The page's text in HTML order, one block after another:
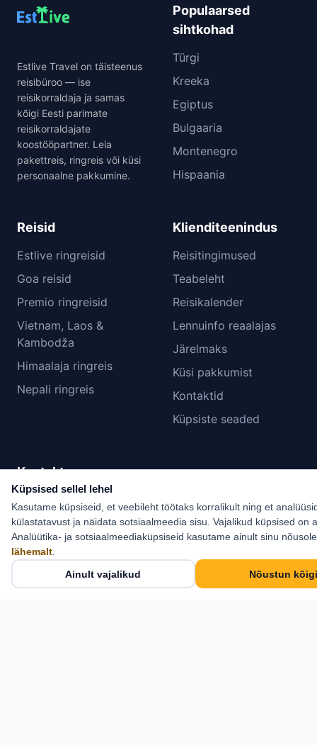
Estlive Travel on täisteenus
reisibüroo — ise
reisikorraldaja ja samas
kõigi Eesti parimate
reisikorraldajate
koostööpartner. Leia
pakettreis, ringreis või küsi
personaalne pakkumine.
Populaarsed
sihtkohad
Türgi
Kreeka
Egiptus
Bulgaaria
Montenegro
Hispaania
Reisid
Estlive ringreisid
Goa reisid
Premio ringreisid
Vietnam, Laos &
Kambodža
Himaalaja ringreis
Nepali ringreis
Klienditeenindus
Reisitingimused
Teabeleht
Reisikalender
Lennuinfo reaalajas
Järelmaks
Küsi pakkumist
Kontaktid
Küpsiste seaded
Kontakt
Estlive Travel OÜ
Cosius Pubi, II korrus
Pikk tn 21, Kose,
Harjumaa 75101
+372 6 555 800
Küpsised sellel lehel
Kasutame küpsiseid, et veebileht töötaks korralikult ning et
külastatavust ja näidata sotsiaalmeedia sisu. Vajalikud küpsised on
Analüütika- ja sotsiaalmeediaküpsiseid kasutame ainult sinu
lähemalt.
Ainult vajalikud Nõustun